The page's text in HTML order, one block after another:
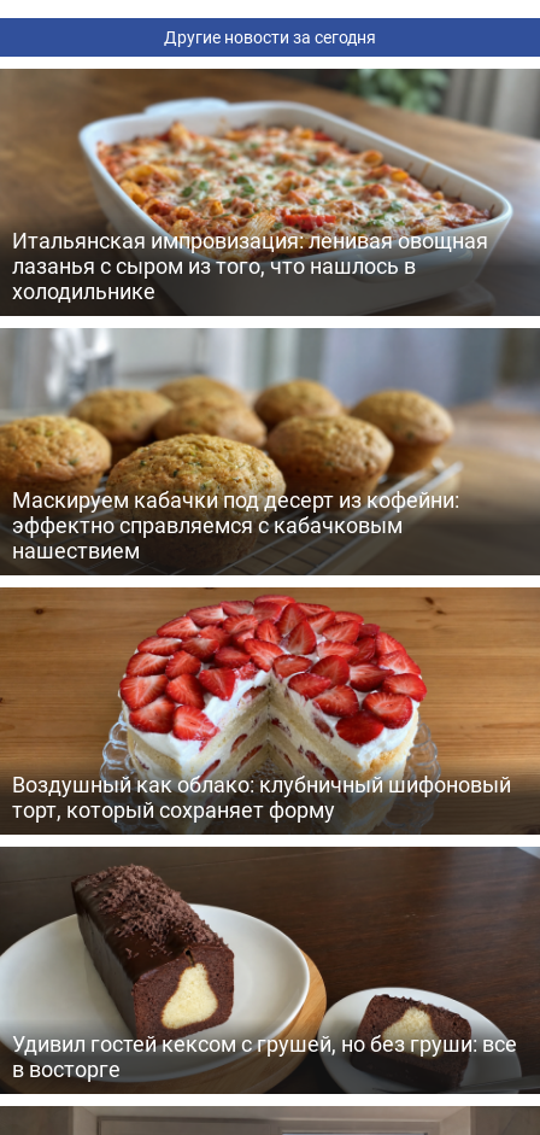
Другие новости за сегодня
Итальянская импровизация: ленивая овощная
лазанья с сыром из того, что нашлось в
холодильнике
Маскируем кабачки под десерт из кофейни:
эффектно справляемся с кабачковым
нашествием
Воздушный как облако: клубничный шифоновый
торт, который сохраняет форму
Удивил гостей кексом с грушей, но без груши: все
в восторге